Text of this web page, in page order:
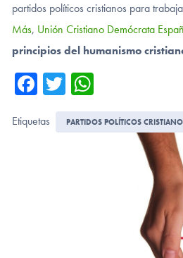
partidos políticos cristianos para
Más, Unión Cristiano Demócrata
principios del humanismo
Fa
ce
b
T
wi
tte
ha
ts
Etiquetas PARTIDOS POLÍTICOS